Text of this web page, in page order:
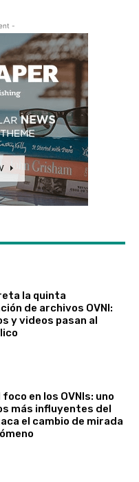
-
la quinta
de archivos OVNI:
y videos pasan al
foco en los OVNIs: uno
más influyentes del
el cambio de mirada